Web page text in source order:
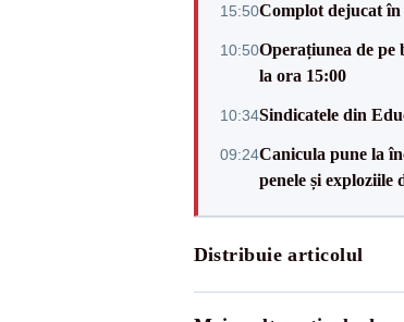
15:50Complot dejucat în
10:50Operațiunea de
la ora 15:00
10:34Sindicatele din
09:24Canicula pune la
penele și exploziile
Distribuie articolul